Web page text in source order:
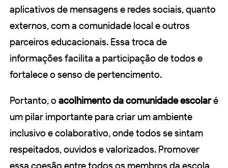
aplicativos de mensagens e redes sociais, quanto
externos, com a comunidade local e outros
parceiros educacionais. Essa troca de
informações facilita a participação de todos e
fortalece o senso de pertencimento.
Portanto, o acolhimento da comunidade escolaré
um pilar importante para criar um ambiente
inclusivo e colaborativo, onde todos se sintam
respeitados, ouvidos e valorizados. Promover